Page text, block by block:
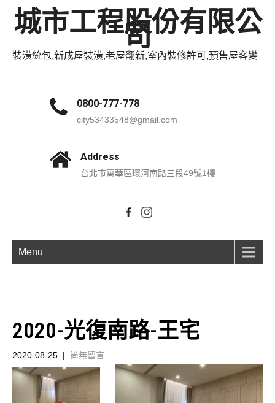
城市工程股份有限公
司
裝潢統包,新成屋裝潢,老屋翻新,室內裝修許可,預售屋客變
0800-777-778
city53433548@gmail.com
Address
台北市萬華區環河南路三段49號1樓
Menu
2020-光復南路-王宅
2020-08-25 | 尚無留言